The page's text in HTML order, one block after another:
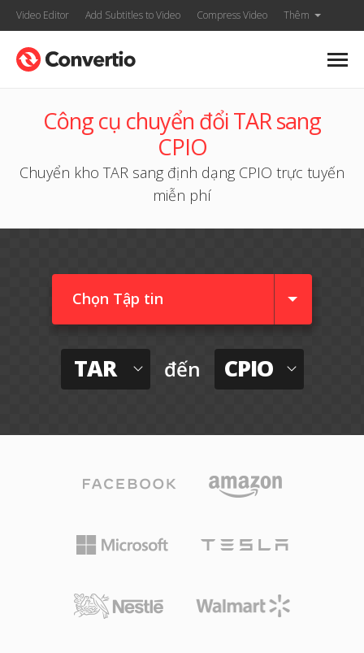
Video Editor Add Subtitles to Video Compress Video Thêm
Công cụ chuyển đổi TAR sang
CPIO
Chuyển kho TAR sang định dạng CPIO trực tuyến
miễn phí
Chọn Tập tin
TAR đến CPIO